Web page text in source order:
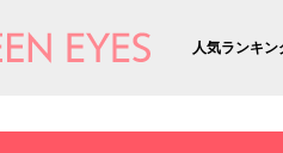
人気ランキン